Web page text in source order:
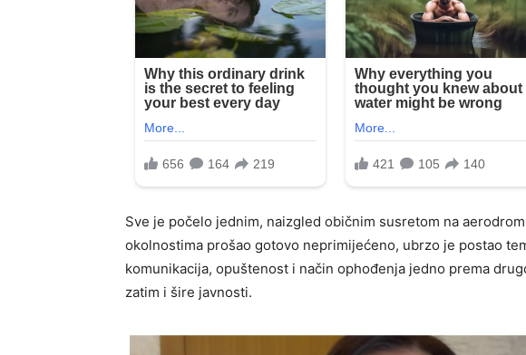
Sve je počelo jednim, naizgled običnim susretom na
okolnostima prošao gotovo neprimijećeno, ubrzo je postao
komunikacija, opuštenost i način ophođenja jedno prema
zatim i šire javnosti.